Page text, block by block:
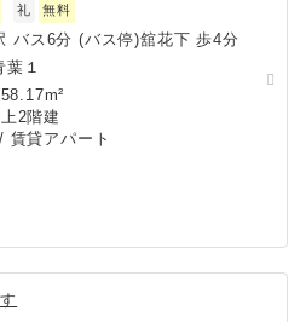
礼 無料
バス6分 (バス停)舘花下 歩4分
葉１
58.17m²
2階建
/ 賃貸アパート